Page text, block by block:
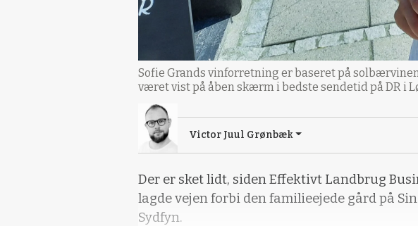
Sofie Grands vinforretning er baseret på
været vist på åben skærm i bedste sendetid på DR i
Victor Juul Grønbæk
Der er sket lidt, siden Effektivt Landbrug
lagde vejen forbi den familieejede gård på
Sydfyn.